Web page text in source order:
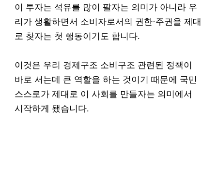
이 투자는 석유를 많이 팔자는 의미가 아니라 우
리가 생활하면서 소비자로서의 권한·주권을 제대
로 찾자는 첫 행동이기도 합니다.
이것은 우리 경제구조 소비구조 관련된 정책이
바로 서는데 큰 역할을 하는 것이기 때문에 국민
스스로가 제대로 이 사회를 만들자는 의미에서
시작하게 됐습니다.